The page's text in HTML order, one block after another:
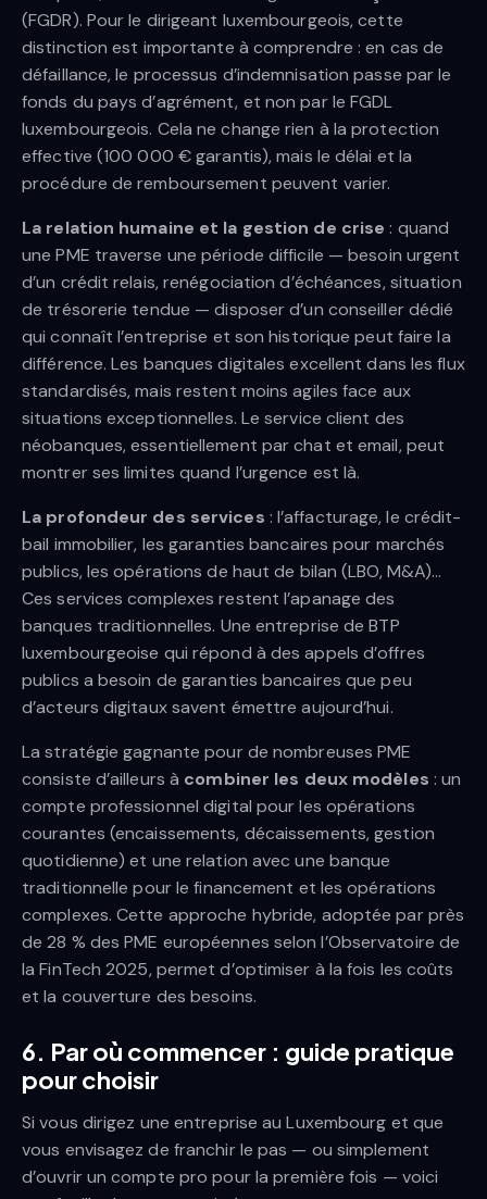
(FGDR). Pour le dirigeant luxembourgeois, cette
distinction est importante à comprendre : en cas de
défaillance, le processus d’indemnisation passe par le
fonds du pays d’agrément, et non par le FGDL
luxembourgeois. Cela ne change rien à la protection
effective (100 000 € garantis), mais le délai et la
procédure de remboursement peuvent varier.
La relation humaine et la gestion de crise : quand
une PME traverse une période difficile — besoin urgent
d’un crédit relais, renégociation d’échéances, situation
de trésorerie tendue — disposer d’un conseiller dédié
qui connaît l’entreprise et son historique peut faire la
différence. Les banques digitales excellent dans les flux
standardisés, mais restent moins agiles face aux
situations exceptionnelles. Le service client des
néobanques, essentiellement par chat et email, peut
montrer ses limites quand l’urgence est là.
La profondeur des services : l’affacturage, le crédit-
bail immobilier, les garanties bancaires pour marchés
publics, les opérations de haut de bilan (LBO, M&A)…
Ces services complexes restent l’apanage des
banques traditionnelles. Une entreprise de BTP
luxembourgeoise qui répond à des appels d’offres
publics a besoin de garanties bancaires que peu
d’acteurs digitaux savent émettre aujourd’hui.
La stratégie gagnante pour de nombreuses PME
consiste d’ailleurs à combiner les deux modèles : un
compte professionnel digital pour les opérations
courantes (encaissements, décaissements, gestion
quotidienne) et une relation avec une banque
traditionnelle pour le financement et les opérations
complexes. Cette approche hybride, adoptée par près
de 28 % des PME européennes selon l’Observatoire de
la FinTech 2025, permet d’optimiser à la fois les coûts
et la couverture des besoins.
6. Par où commencer : guide pratique
pour choisir
Si vous dirigez une entreprise au Luxembourg et que
vous envisagez de franchir le pas — ou simplement
d’ouvrir un compte pro pour la première fois — voici